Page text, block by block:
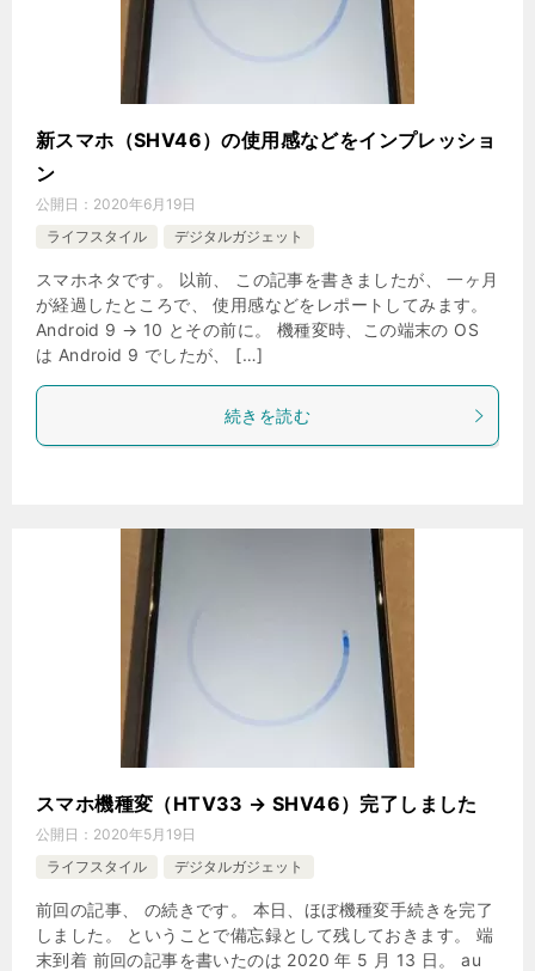
新スマホ（SHV46）の使用感などをインプレッショ
ン
公開日： 2020年6月19日
ライフスタイル
デジタルガジェット
スマホネタです。 以前、 この記事を書きましたが、 一ヶ月
が経過したところで、 使用感などをレポートしてみます。
Android 9 → 10 とその前に。 機種変時、この端末の OS
は Android 9 でしたが、 […]
続きを読む
スマホ機種変（HTV33 → SHV46）完了しました
公開日： 2020年5月19日
ライフスタイル
デジタルガジェット
前回の記事、 の続きです。 本日、ほぼ機種変手続きを完了
しました。 ということで備忘録として残しておきます。 端
末到着 前回の記事を書いたのは 2020 年 5 月 13 日。 au